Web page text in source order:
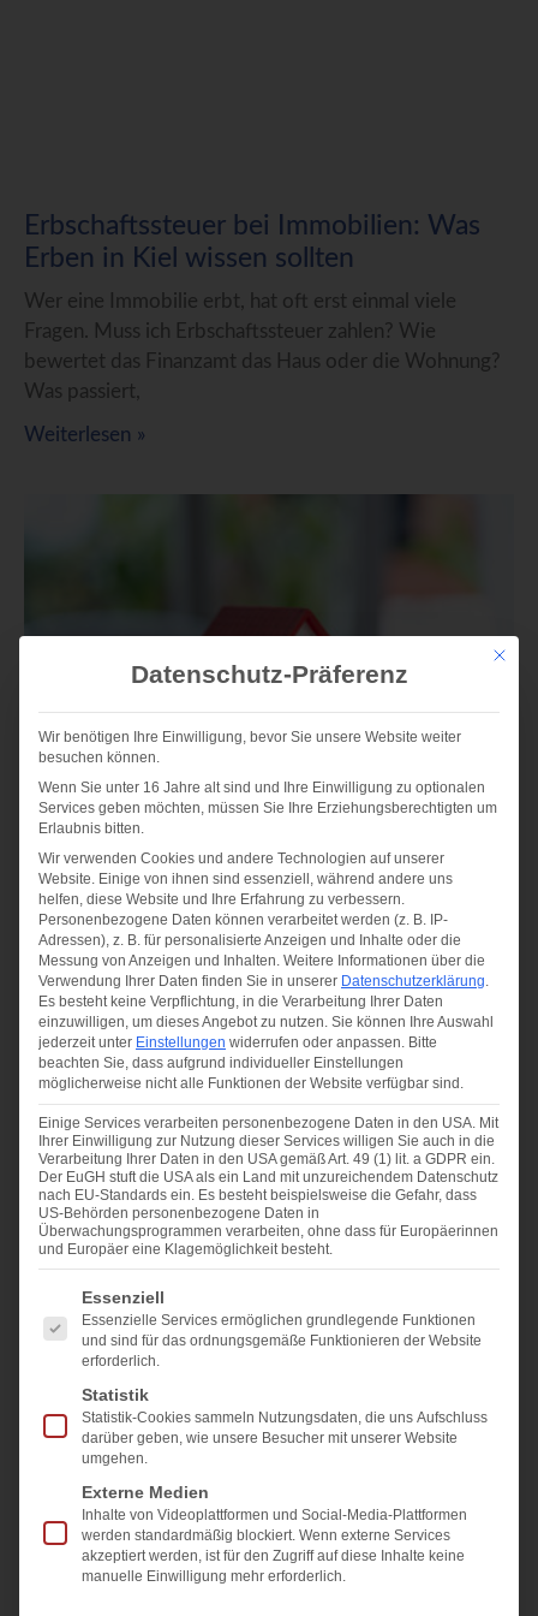
Erbschaftssteuer bei Immobilien: Was
Erben in Kiel wissen sollten
Wer eine Immobilie erbt, hat oft erst einmal viele
Fragen. Muss ich Erbschaftssteuer zahlen? Wie
bewertet das Finanzamt das Haus oder die Wohnung?
Was passiert,
Weiterlesen »
Übergabeprotokoll beim
Immobilienverkauf: was wirklich
hineingehört
Das Übergabeprotokoll hält fest, in welchem Zustand
eine Immobilie bei der Übergabe ist: Zählerstände,
übergebene Schlüssel, sichtbare Mängel und
mitverkauftes Inventar. Beide Seiten unterschreiben.
Gesetzlich
Mit
Datenschutz-Präferenz
Wir benötigen Ihre Einwilligung, bevor Sie unsere Website weiter
besuchen können.
Wenn Sie unter 16 Jahre alt sind und Ihre Einwilligung zu optionalen
Services geben möchten, müssen Sie Ihre Erziehungsberechtigten um
Erlaubnis bitten.
Wir verwenden Cookies und andere Technologien auf unserer
Website. Einige von ihnen sind essenziell, während andere uns
helfen, diese Website und Ihre Erfahrung zu verbessern.
Personenbezogene Daten können verarbeitet werden (z. B. IP-
Adressen), z. B. für personalisierte Anzeigen und Inhalte oder die
Messung von Anzeigen und Inhalten. Weitere Informationen über die
Verwendung Ihrer Daten finden Sie in unserer Datenschutzerklärung.
Es besteht keine Verpflichtung, in die Verarbeitung Ihrer Daten
einzuwilligen, um dieses Angebot zu nutzen. Sie können Ihre Auswahl
jederzeit unter Einstellungen widerrufen oder anpassen. Bitte
beachten Sie, dass aufgrund individueller Einstellungen
möglicherweise nicht alle Funktionen der Website verfügbar sind.
Einige Services verarbeiten personenbezogene Daten in den USA. Mit
Ihrer Einwilligung zur Nutzung dieser Services willigen Sie auch in die
Verarbeitung Ihrer Daten in den USA gemäß Art. 49 (1) lit. a GDPR ein.
Der EuGH stuft die USA als ein Land mit unzureichendem Datenschutz
nach EU-Standards ein. Es besteht beispielsweise die Gefahr, dass
US-Behörden personenbezogene Daten in
Überwachungsprogrammen verarbeiten, ohne dass für Europäerinnen
und Europäer eine Klagemöglichkeit besteht.
Es folgt eine Liste der Service-Gruppen, für die eine
Essenziell
Essenzielle Services ermöglichen grundlegende Funktionen
und sind für das ordnungsgemäße Funktionieren der Website
erforderlich.
Statistik
Statistik-Cookies sammeln Nutzungsdaten, die uns Aufschluss
darüber geben, wie unsere Besucher mit unserer Website
umgehen.
Externe Medien
Inhalte von Videoplattformen und Social-Media-Plattformen
werden standardmäßig blockiert. Wenn externe Services
akzeptiert werden, ist für den Zugriff auf diese Inhalte keine
manuelle Einwilligung mehr erforderlich.